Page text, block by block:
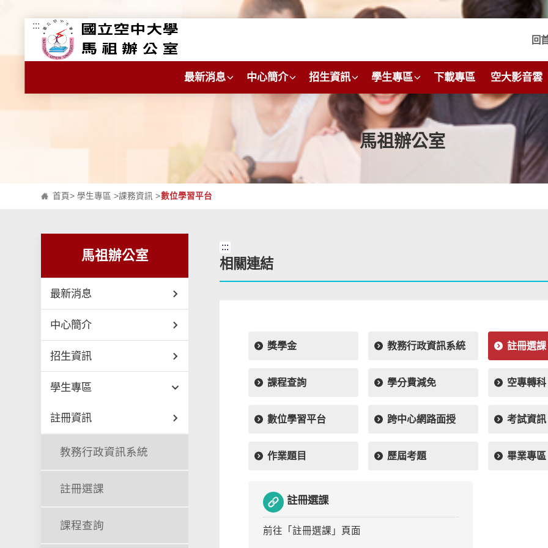
跳到主要內容區塊
:::
回
最新消息 中心簡介 招生資訊 學生專區 下載專區 空大影音雲
馬祖辦公室
首頁>學生專區 >課務資訊 >數位學習平台
馬祖辦公室
最新消息
中心簡介
招生資訊
學生專區
註冊資訊
教務行政資訊系統
註冊選課
課程查詢
:::
相關連結
獎學金 教務行政資訊系統 註冊選課
課程查詢 學分費減免 空專轉
數位學習平台 跨中心網路面授 考試資訊
作業題目 歷屆考題 畢業專區
註冊選課
前往「註冊選課」頁面